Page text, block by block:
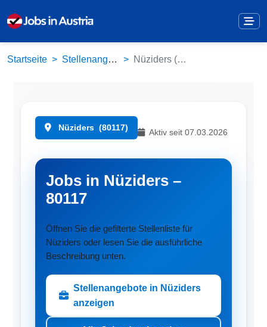
Startseite Stellenangebote Nüziders (80117)
Nüziders (80117)
Aktiv seit 07.03.2026
Jobs in Nüziders –
80117
Öffnen Sie die gefilterte Stellenliste für
Nüziders oder lesen Sie die ausführliche
Beschreibung unten.
Stellenangebote in Nüziders
anzeigen